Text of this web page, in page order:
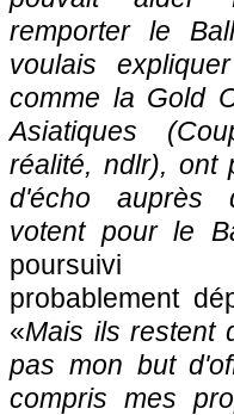
remporter le
voulais
comme la Gold
Asiatiques
réalité, ndlr), ont
d'écho auprès
votent pour le
poursuivi
probablement
«Mais ils restent
pas mon but
compris mes